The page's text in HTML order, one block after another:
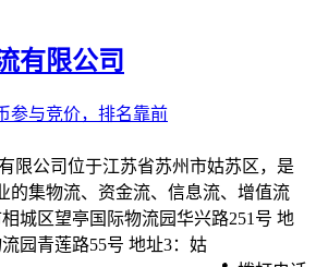
有限公司
限公司位于江苏省苏州市姑苏区，是
的集物流、资金流、信息流、增值流
城区望亭国际物流园华兴路251号 地
园青莲路55号 地址3：姑